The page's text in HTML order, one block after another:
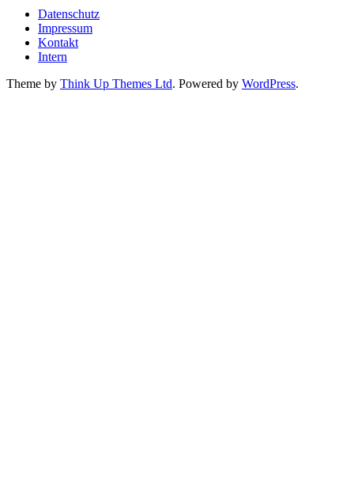
Datenschutz
Impressum
Kontakt
Intern
Theme by Think Up Themes Ltd. Powered by WordPress.